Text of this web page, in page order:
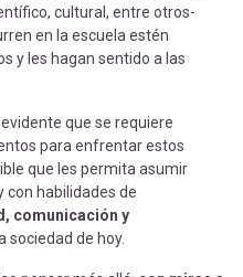
cultural, entre otros-
en la escuela estén
y les hagan sentido a las
que se requiere
para enfrentar estos
que les permita asumir
habilidades de
comunicación y
sociedad de hoy.